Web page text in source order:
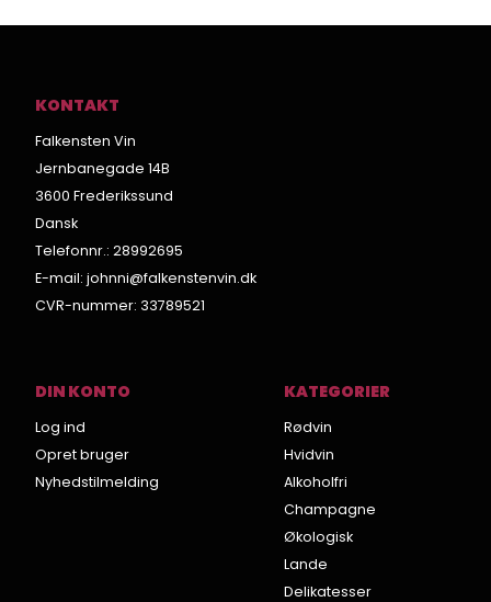
KONTAKT
Falkensten Vin
Jernbanegade 14B
3600 Frederikssund
Dansk
Telefonnr.: 28992695
E-mail: johnni@falkenstenvin.dk
CVR-nummer: 33789521
DIN KONTO
Log ind
Opret bruger
Nyhedstilmelding
KATEGORIER
Rødvin
Hvidvin
Alkoholfri
Champagne
Økologisk
Lande
Delikatesser